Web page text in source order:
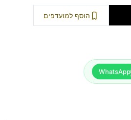
הוסף למועדפים
WhatsApp